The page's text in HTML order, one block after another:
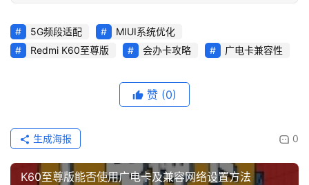
5G频段适配
MIUI系统优化
Redmi K60至尊版
会办卡攻略 广电卡兼容性
赞 (0)
0
生成海报
K60至尊版能否使用广电卡及兼容网络设置方法